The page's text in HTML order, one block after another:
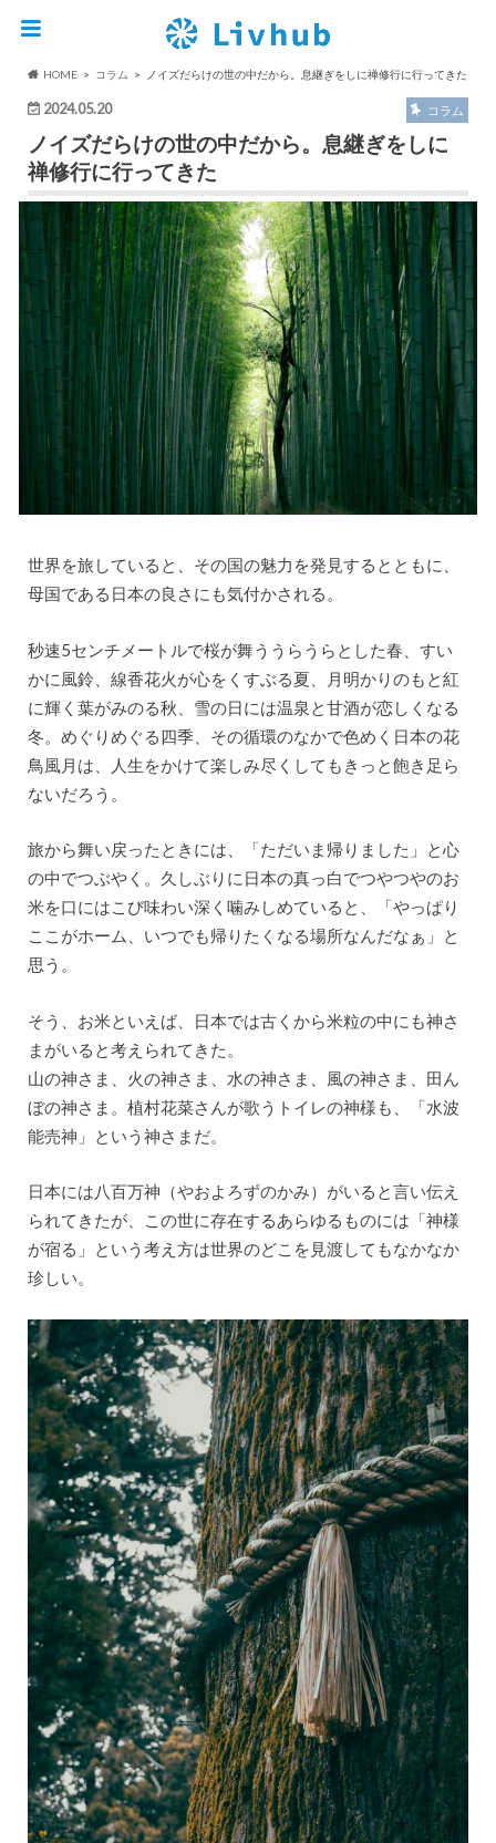
HOME コラム ノイズだらけの世の中だから。息継ぎをしに禅修行に行ってきた
2024.05.20 コラム
ノイズだらけの世の中だから。息継ぎをしに
禅修行に行ってきた
世界を旅していると、その国の魅力を発見するとともに、
母国である日本の良さにも気付かされる。
秒速5センチメートルで桜が舞ううらうらとした春、すい
かに風鈴、線香花火が心をくすぶる夏、月明かりのもと紅
に輝く葉がみのる秋、雪の日には温泉と甘酒が恋しくなる
冬。めぐりめぐる四季、その循環のなかで色めく日本の花
鳥風月は、人生をかけて楽しみ尽くしてもきっと飽き足ら
ないだろう。
旅から舞い戻ったときには、「ただいま帰りました」と心
の中でつぶやく。久しぶりに日本の真っ白でつやつやのお
米を口にはこび味わい深く噛みしめていると、「やっぱり
ここがホーム、いつでも帰りたくなる場所なんだなぁ」と
思う。
そう、お米といえば、日本では古くから米粒の中にも神さ
まがいると考えられてきた。
山の神さま、火の神さま、水の神さま、風の神さま、田ん
ぼの神さま。植村花菜さんが歌うトイレの神様も、「水波
能売神」という神さまだ。
日本には八百万神（やおよろずのかみ）がいると言い伝え
られてきたが、この世に存在するあらゆるものには「神様
が宿る」という考え方は世界のどこを見渡してもなかなか
珍しい。